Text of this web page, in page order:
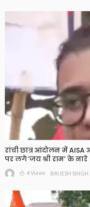
रांची छात्र आंदोलन में AISA
पर लगे ‘जय श्री राम’ के नारे
4 Views BRIJESH SINGH